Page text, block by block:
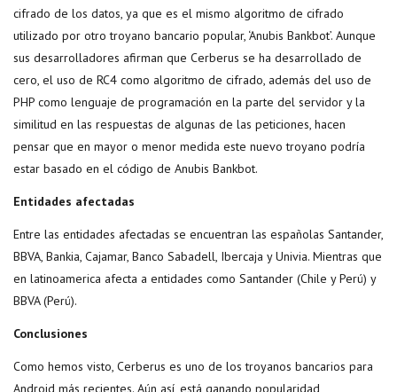
cifrado de los datos, ya que es el mismo algoritmo de cifrado
utilizado por otro troyano bancario popular, ‘Anubis Bankbot’. Aunque
sus desarrolladores afirman que Cerberus se ha desarrollado de
cero, el uso de RC4 como algoritmo de cifrado, además del uso de
PHP como lenguaje de programación en la parte del servidor y la
similitud en las respuestas de algunas de las peticiones, hacen
pensar que en mayor o menor medida este nuevo troyano podría
estar basado en el código de Anubis Bankbot.
Entidades afectadas
Entre las entidades afectadas se encuentran las españolas Santander,
BBVA, Bankia, Cajamar, Banco Sabadell, Ibercaja y Univia. Mientras que
en latinoamerica afecta a entidades como Santander (Chile y Perú) y
BBVA (Perú).
Conclusiones
Como hemos visto, Cerberus es uno de los troyanos bancarios para
Android más recientes. Aún así, está ganando popularidad